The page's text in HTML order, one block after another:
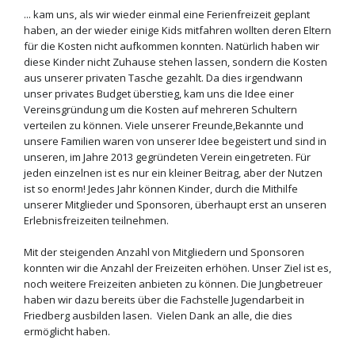
... kam uns, als wir wieder einmal eine Ferienfreizeit geplant
haben, an der wieder einige Kids mitfahren wollten deren Eltern
für die Kosten nicht aufkommen konnten. Natürlich haben wir
diese Kinder nicht Zuhause stehen lassen, sondern die Kosten
aus unserer privaten Tasche gezahlt. Da dies irgendwann
unser privates Budget überstieg, kam uns die Idee einer
Vereinsgründung um die Kosten auf mehreren Schultern
verteilen zu können. Viele unserer Freunde,Bekannte und
unsere Familien waren von unserer Idee begeistert und sind in
unseren, im Jahre 2013 gegründeten Verein eingetreten. Für
jeden einzelnen ist es nur ein kleiner Beitrag, aber der Nutzen
ist so enorm! Jedes Jahr können Kinder, durch die Mithilfe
unserer Mitglieder und Sponsoren, überhaupt erst an unseren
Erlebnisfreizeiten teilnehmen.
Mit der steigenden Anzahl von Mitgliedern und Sponsoren
konnten wir die Anzahl der Freizeiten erhöhen. Unser Ziel ist es,
noch weitere Freizeiten anbieten zu können. Die Jungbetreuer
haben wir dazu bereits über die Fachstelle Jugendarbeit in
Friedberg ausbilden lasen. Vielen Dank an alle, die dies
ermöglicht haben.